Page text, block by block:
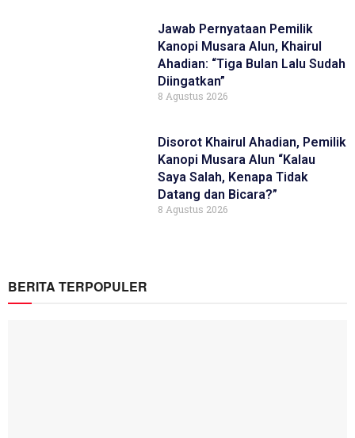
Jawab Pernyataan Pemilik
Kanopi Musara Alun, Khairul
Ahadian: “Tiga Bulan Lalu Sudah
Diingatkan”
8 Agustus 2026
Disorot Khairul Ahadian, Pemilik
Kanopi Musara Alun “Kalau
Saya Salah, Kenapa Tidak
Datang dan Bicara?”
8 Agustus 2026
BERITA TERPOPULER